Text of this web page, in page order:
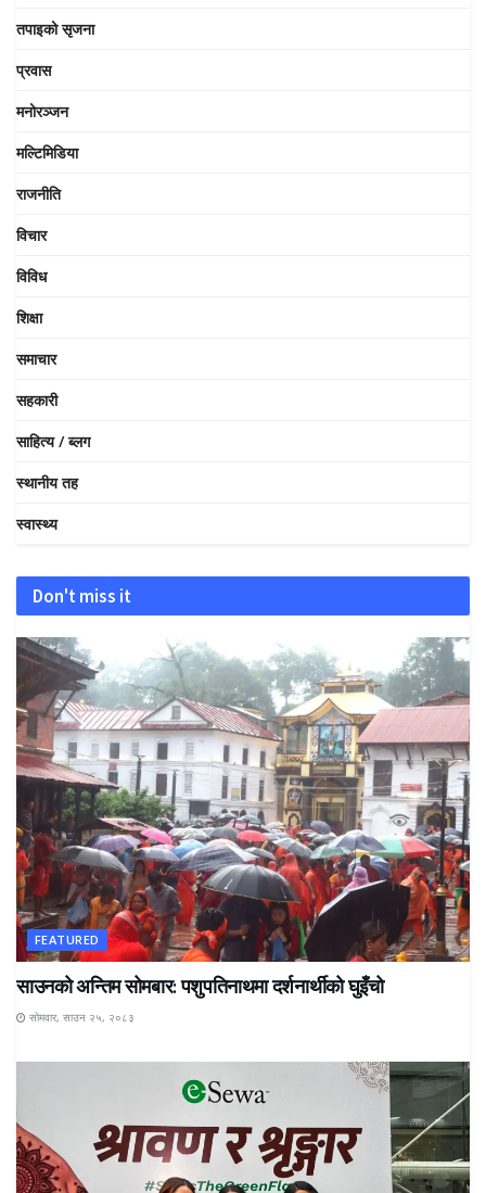
तपाइको सृजना
प्रवास
मनोरञ्जन
मल्टिमिडिया
राजनीति
विचार
विविध
शिक्षा
समाचार
सहकारी
साहित्य / ब्लग
स्थानीय तह
स्वास्थ्य
Don't miss it
FEATURED
साउनको अन्तिम सोमबार: पशुपतिनाथमा दर्शनार्थीको घुइँचो
सोमवार, साउन २५, २०८३